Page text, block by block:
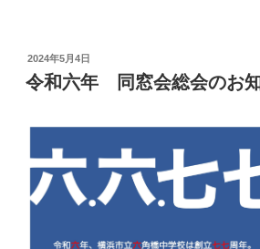
投
稿
日:
2024年5月4日
令和六年 同窓会総会のお